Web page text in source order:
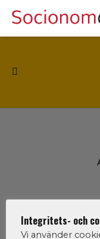
Integritets- och
Vi använder